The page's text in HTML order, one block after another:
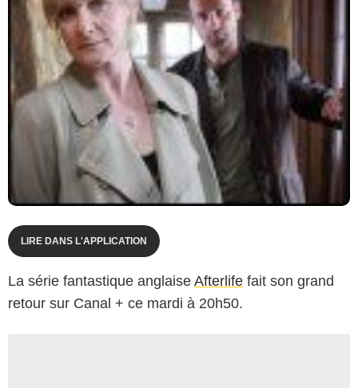
LIRE DANS L'APPLICATION
La série fantastique anglaise Afterlife fait son grand
retour sur Canal + ce mardi à 20h50.